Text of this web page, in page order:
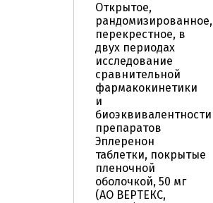
Открытое,
рандомизированное,
перекрестное, в
двух периодах
исследование
сравнительной
фармакокинетики
и
биоэквивалентности
препаратов
Эплеренон
таблетки, покрытые
пленочной
оболочкой, 50 мг
(АО ВЕРТЕКС,